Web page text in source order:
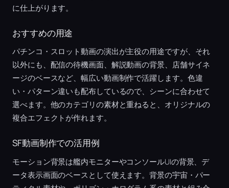
に仕上がります。
おすすめの用途
パチンコ・スロット動画の演出が主役の用途ですが、それ
以外にも、配信の待機画面、解説動画の背景、店舗サイネ
ージのベースなど、幅広い動画制作で活躍します。色違
い・パターン違いも配布しているので、シーンに合わせて
選べます。他のカテゴリの素材と重ねると、オリジナルの
複合エフェクトが作れます。
SF動画制作での活用例
モーション背景は艦内モニターやコンソールUIの背景、デ
ータ表示画面のベースとして使えます。背景の宇宙・パー